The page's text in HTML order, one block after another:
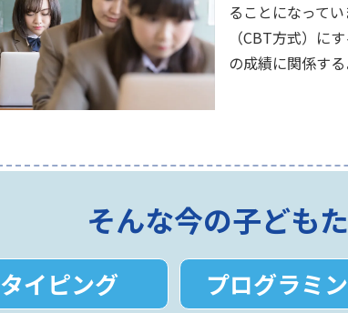
ることになって
（CBT方式）に
の成績に関係す
そんな今の子ども
タイピング プログラミ